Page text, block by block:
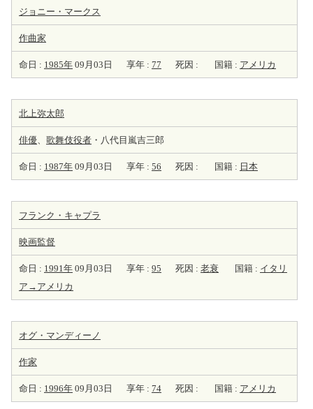
ジョニー・マークス
作曲家
命日 : 1985年 09月03日 享年 : 77 死因 : 国籍 : アメリカ
北上弥太郎
俳優、 歌舞伎役者 ・八代目嵐吉三郎
命日 : 1987年 09月03日 享年 : 56 死因 : 国籍 : 日本
フランク・キャプラ
映画監督
命日 : 1991年 09月03日 享年 : 95 死因 : 老衰 国籍 : イタリ
ア→アメリカ
オグ・マンディーノ
作家
命日 : 1996年 09月03日 享年 : 74 死因 : 国籍 : アメリカ